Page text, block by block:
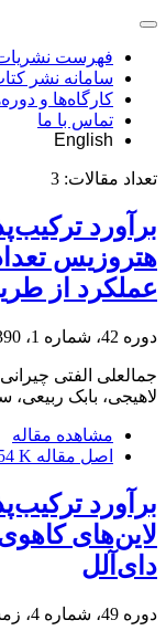
فهرست
سامانه نشر
کارگاه‌ها و
تماس با ما
English
تعداد مقالات: 3
برآورد
هتروزیس
عملکرد از
دوره 42، شماره 1، 1390، صفحه
جمالعلی الفتی
لاهیجی، بابک ربیعی،
مشاهده مقاله
اصل مقاله K
برآورد
لاین‌های
دای‌آلل
دوره 49، شماره 4، زمستان 1397، صفحه